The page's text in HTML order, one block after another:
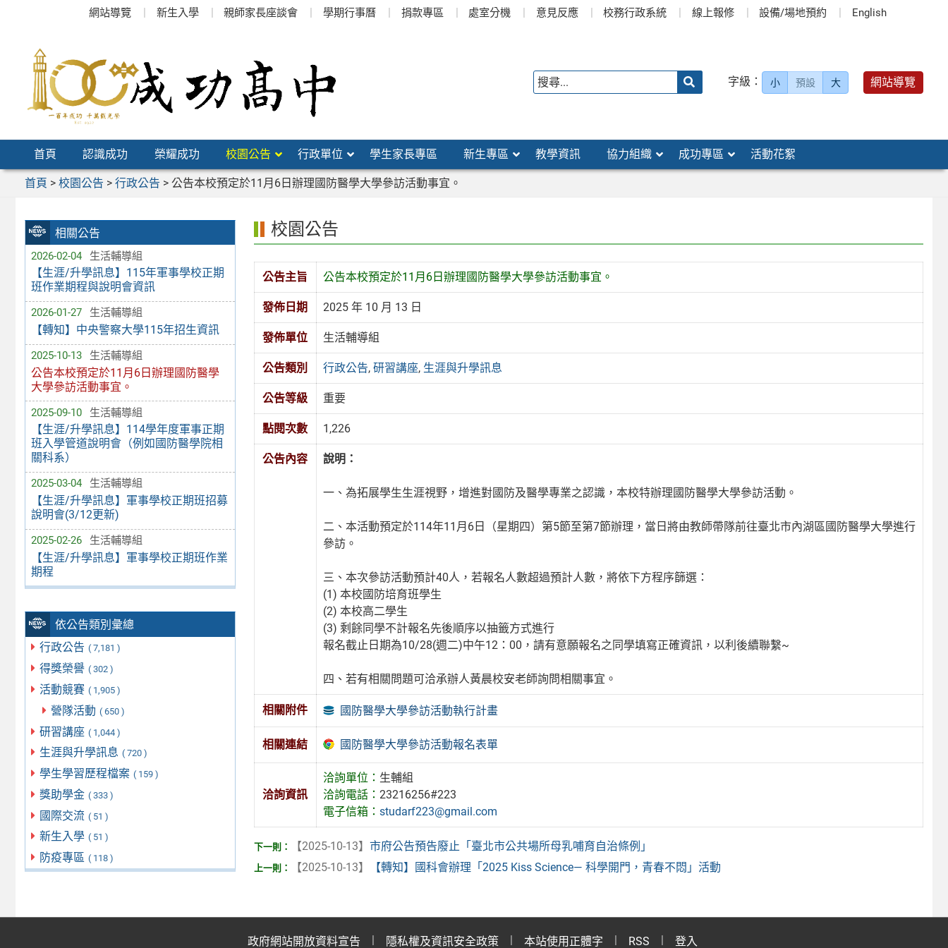
網站導覽 新生入學 親師家長座談會 學期行事曆 捐款專區 處室分機 意見反應 校務行政系統 線上報修 設備/場地預約 English
字級： 小 預設 大 網站導覽
首頁 認識成功 榮耀成功 校園公告 行政單位 學生家長專區 新生專區 教學資訊 協力組織 成功專區 活動花絮
首頁 > 校園公告 > 行政公告 > 公告本校預定於11月6日辦理國防醫學大學參訪活動事宜。
相關公告
2026-02-04 生活輔導組
【生涯/升學訊息】115年軍事學校正期
班作業期程與說明會資訊
2026-01-27 生活輔導組
【轉知】中央警察大學115年招生資訊
2025-10-13 生活輔導組
公告本校預定於11月6日辦理國防醫學
大學參訪活動事宜。
2025-09-10 生活輔導組
【生涯/升學訊息】114學年度軍事正期
班入學管道說明會（例如國防醫學院相
關科系）
2025-03-04 生活輔導組
【生涯/升學訊息】軍事學校正期班招募
說明會(3/12更新)
2025-02-26 生活輔導組
【生涯/升學訊息】軍事學校正期班作業
期程
依公告類別彙總
行政公告 ( 7,181 )
得獎榮譽 ( 302 )
活動競賽 ( 1,905 )
營隊活動 ( 650 )
研習講座 ( 1,044 )
生涯與升學訊息 ( 720 )
學生學習歷程檔案 ( 159 )
獎助學金 ( 333 )
國際交流 ( 51 )
新生入學 ( 51 )
防疫專區 ( 118 )
校園公告
公告主旨 公告本校預定於11月6日辦理國防醫學大學參訪活動事宜。
發佈日期 2025 年 10 月 13 日
發佈單位 生活輔導組
公告類別 行政公告,研習講座, 生涯與升學訊息
公告等級 重要
點閱次數 1,226
公告內容 說明：
一、為拓展學生生涯視野，增進對國防及醫學專業之認識，本校特辦理國防醫學大學參訪活動。
二、本活動預定於114年11月6日（星期四）第5節至第7節辦理，當日將由教師帶隊前往臺北市內湖區國防醫學大學進行
參訪。
三、本次參訪活動預計40人，若報名人數超過預計人數，將依下方程序篩選：
(1) 本校國防培育班學生
(2) 本校高二學生
(3) 剩餘同學不計報名先後順序以抽籤方式進行
報名截止日期為10/28(週二)中午12：00，請有意願報名之同學填寫正確資訊，以利後續聯繫~
四、若有相關問題可洽承辦人黃晨校安老師詢問相關事宜。
相關附件 國防醫學大學參訪活動執行計畫
相關連結 國防醫學大學參訪活動報名表單
洽詢資訊
洽詢單位： 生輔組
洽詢電話：23216256#223
電子信箱：studarf223@gmail.com
【2025-10-13】 市府公告預告廢止「臺北市公共場所母乳哺育自治條例」
【2025-10-13】
【轉知】國科會辦理「2025 Kiss Science— 科學開門，青春不悶」活動
政府網站開放資料宣告 隱私權及資訊安全政策 本站使用正體字 RSS 登入